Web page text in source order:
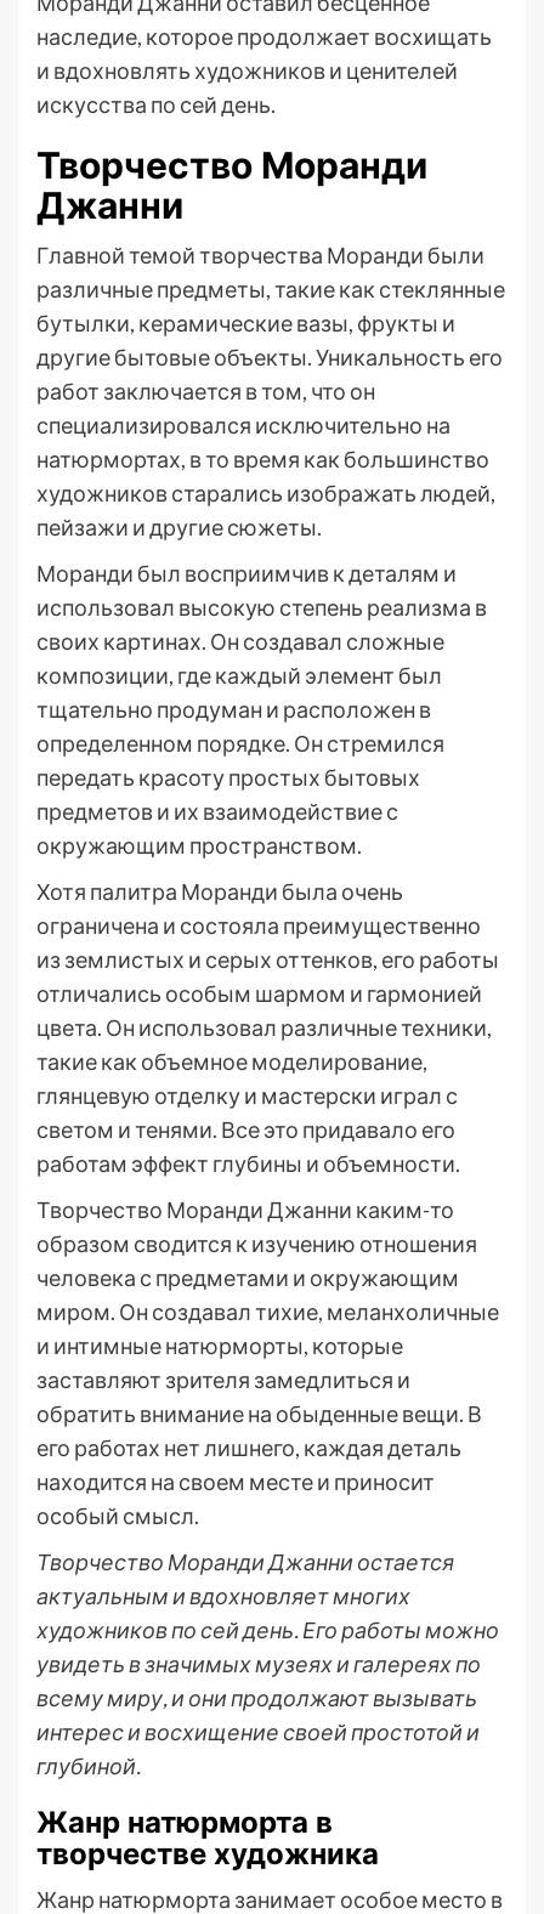
наследие, которое продолжает восхищать
и вдохновлять художников и ценителей
искусства по сей день.
Творчество Моранди
Джанни
Главной темой творчества Моранди были
различные предметы, такие как стеклянные
бутылки, керамические вазы, фрукты и
другие бытовые объекты. Уникальность его
работ заключается в том, что он
специализировался исключительно на
натюрмортах, в то время как большинство
художников старались изображать людей,
пейзажи и другие сюжеты.
Моранди был восприимчив к деталям и
использовал высокую степень реализма в
своих картинах. Он создавал сложные
композиции, где каждый элемент был
тщательно продуман и расположен в
определенном порядке. Он стремился
передать красоту простых бытовых
предметов и их взаимодействие с
окружающим пространством.
Хотя палитра Моранди была очень
ограничена и состояла преимущественно
из землистых и серых оттенков, его работы
отличались особым шармом и гармонией
цвета. Он использовал различные техники,
такие как объемное моделирование,
глянцевую отделку и мастерски играл с
светом и тенями. Все это придавало его
работам эффект глубины и объемности.
Творчество Моранди Джанни каким-то
образом сводится к изучению отношения
человека с предметами и окружающим
миром. Он создавал тихие, меланхоличные
и интимные натюрморты, которые
заставляют зрителя замедлиться и
обратить внимание на обыденные вещи. В
его работах нет лишнего, каждая деталь
находится на своем месте и приносит
особый смысл.
Творчество Моранди Джанни остается
актуальным и вдохновляет многих
художников по сей день. Его работы можно
увидеть в значимых музеях и галереях по
всему миру, и они продолжают вызывать
интерес и восхищение своей простотой и
глубиной.
Жанр натюрморта в
творчестве художника
Жанр натюрморта занимает особое место в